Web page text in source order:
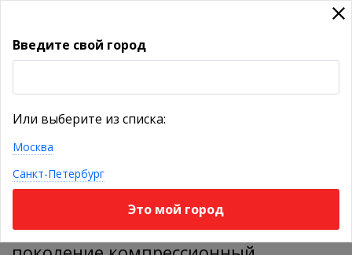
Ортез коленный MKN-103(M) Orlett 2
Введите свой город
Или выберите из списка:
Москва
Санкт-Петербург
Это мой город